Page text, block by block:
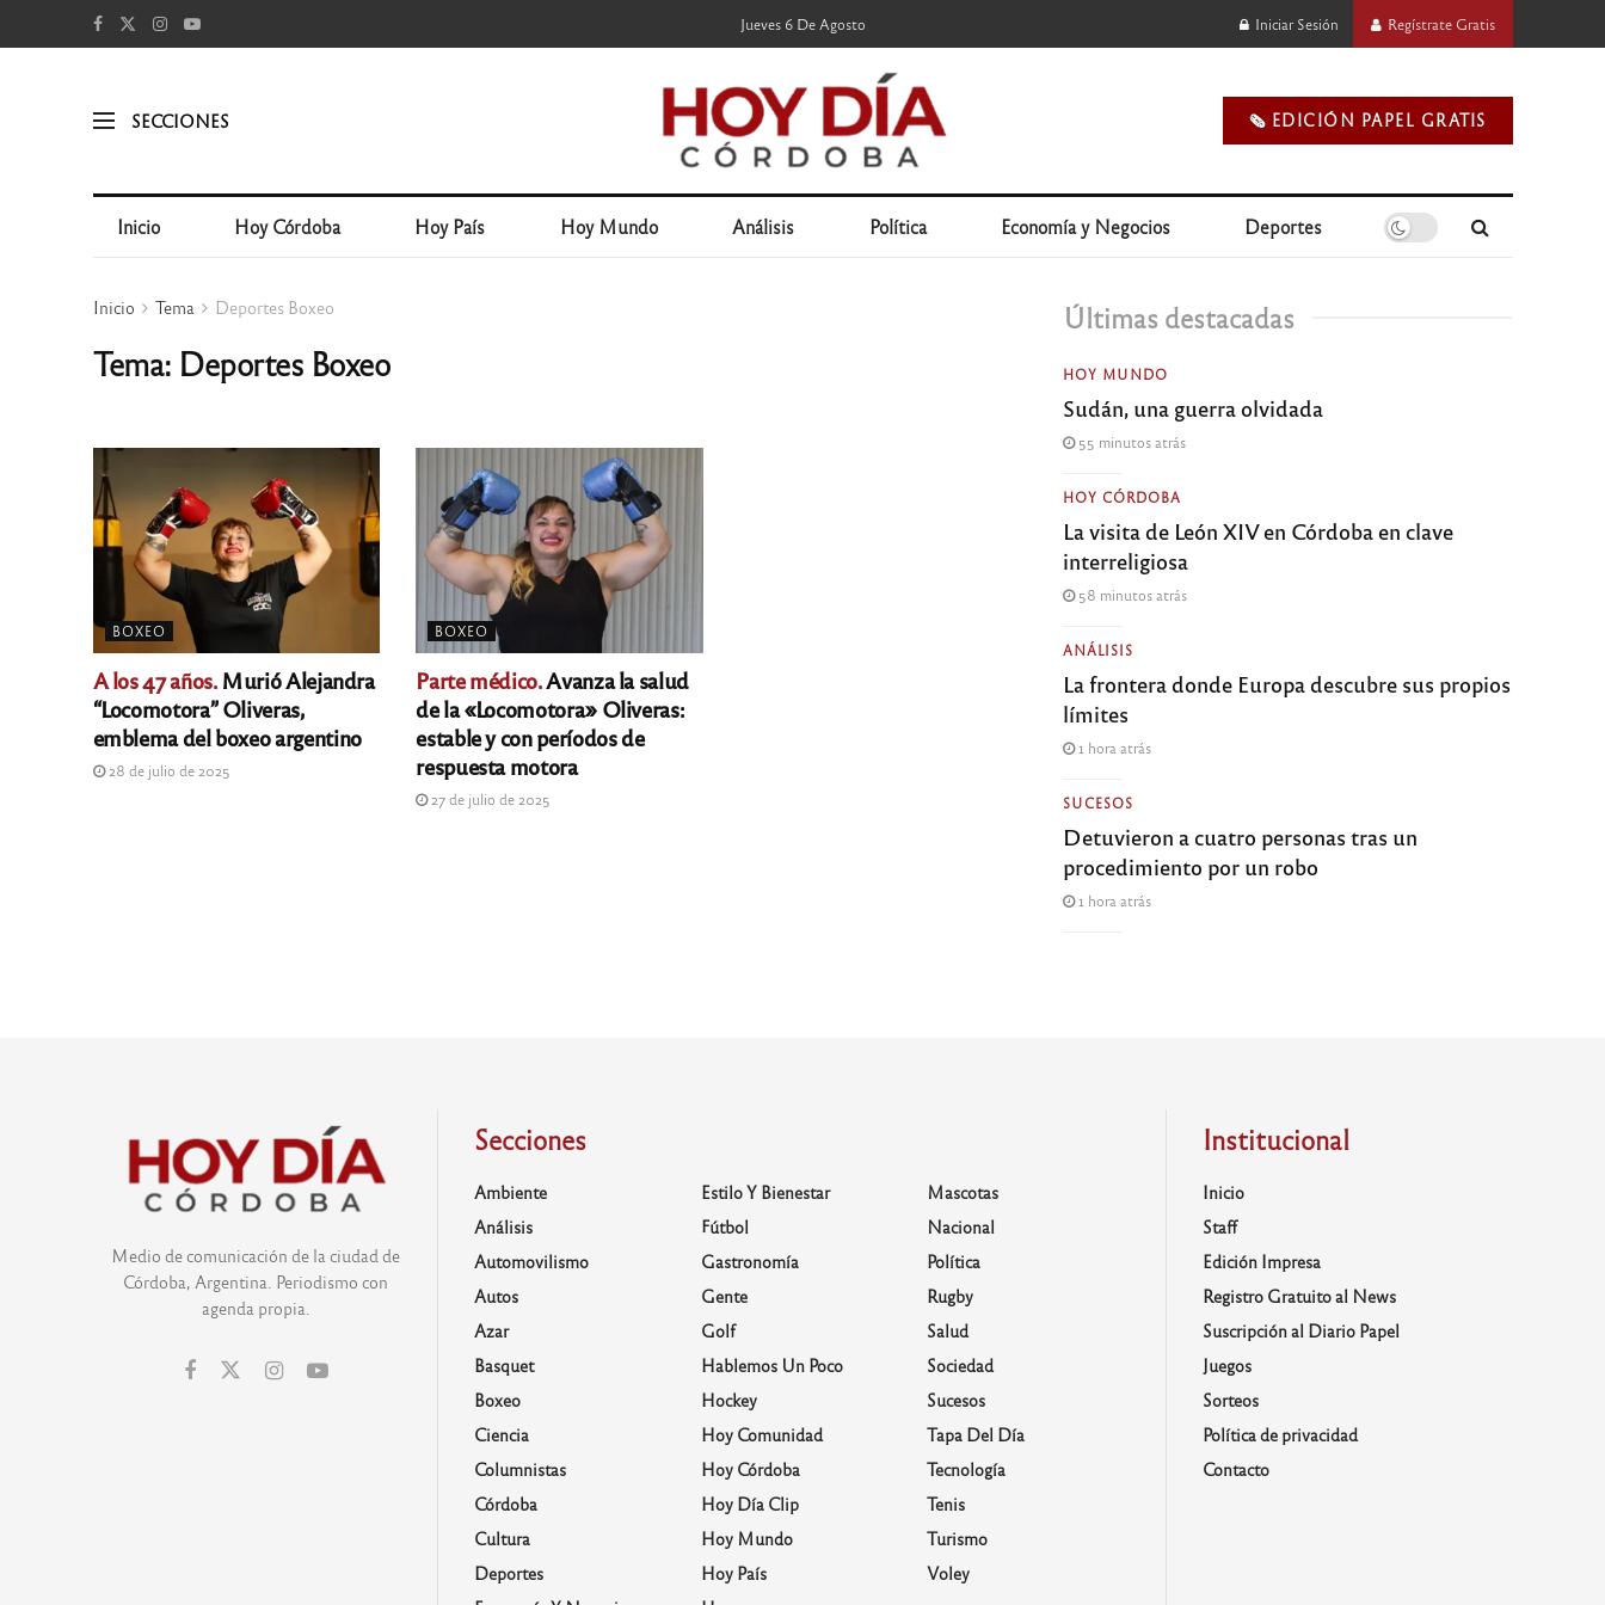
Jueves 6 De Agosto Iniciar Sesión Regístrate Gratis
SECCIONES 🗞️ EDICIÓN PAPEL GRATIS
Inicio Hoy Córdoba Hoy País Hoy Mundo Análisis Política Economía y Negocios Deportes
Inicio Tema Deportes Boxeo
Tema: Deportes Boxeo
BOXEO
A los 47 años.Murió Alejandra
“Locomotora” Oliveras,
emblema del boxeo argentino
28 de julio de 2025
BOXEO
Parte médico.Avanza la salud
de la «Locomotora» Oliveras:
estable y con períodos de
respuesta motora
27 de julio de 2025
Últimas destacadas
HOY MUNDO
Sudán, una guerra olvidada
55 minutos atrás
HOY CÓRDOBA
La visita de León XIV en Córdoba en clave
interreligiosa
58 minutos atrás
ANÁLISIS
La frontera donde Europa descubre sus propios
límites
1 hora atrás
SUCESOS
Detuvieron a cuatro personas tras un
procedimiento por un robo
1 hora atrás
Medio de comunicación de la ciudad de
Córdoba, Argentina. Periodismo con
agenda propia.
Secciones
Ambiente
Análisis
Automovilismo
Autos
Azar
Basquet
Boxeo
Ciencia
Columnistas
Córdoba
Cultura
Deportes
Estilo Y Bienestar
Fútbol
Gastronomía
Gente
Golf
Hablemos Un Poco
Hockey
Hoy Comunidad
Hoy Córdoba
Hoy Día Clip
Hoy Mundo
Hoy País
Mascotas
Nacional
Política
Rugby
Salud
Sociedad
Sucesos
Tapa Del Día
Tecnología
Tenis
Turismo
Voley
Institucional
Inicio
Staff
Edición Impresa
Registro Gratuito al News
Suscripción al Diario Papel
Juegos
Sorteos
Política de privacidad
Contacto